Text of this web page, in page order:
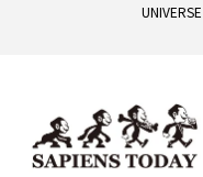
UNIVERSE